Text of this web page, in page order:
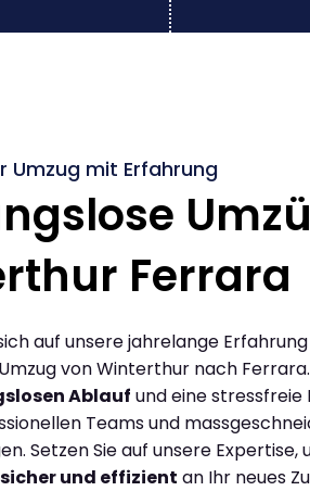
Umzug mit Erfahrung
Ferrara
auf unsere jahrelange
von Winterthur nach
Ablauf und eine stressfreie
Teams und
Setzen Sie auf unsere
sicher und effizient an Ihr neues